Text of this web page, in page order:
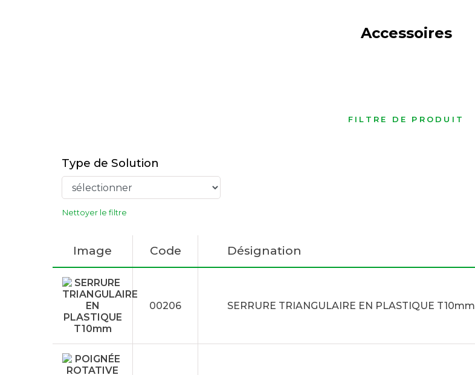
Accessoires
FILTRE DE PRODUIT
Type de Solution
Nettoyer le filtre
Image Code Désignation
00206 SERRURE TRIANGULAIRE EN PLASTIQUE T10mm